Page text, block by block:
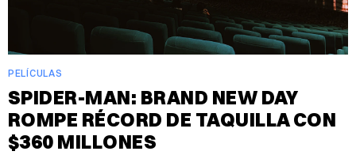
PELÍCULAS
SPIDER-MAN: BRAND NEW DAY
ROMPE RÉCORD DE TAQUILLA CON
$360 MILLONES